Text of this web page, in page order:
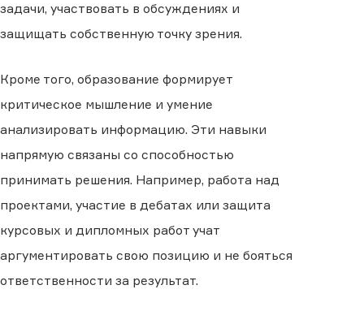
задачи, участвовать в обсуждениях и
защищать собственную точку зрения.
Кроме того, образование формирует
критическое мышление и умение
анализировать информацию. Эти навыки
напрямую связаны со способностью
принимать решения. Например, работа над
проектами, участие в дебатах или защита
курсовых и дипломных работ учат
аргументировать свою позицию и не бояться
ответственности за результат.